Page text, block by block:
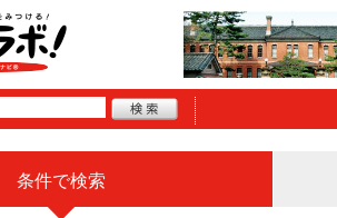
条件で検索